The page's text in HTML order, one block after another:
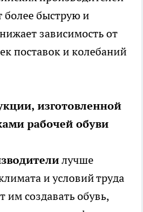
более быструю и
зависимость от
поставок и колебаний
изготовленной
рабочей обуви
лучше
и условий труда
им создавать обувь,